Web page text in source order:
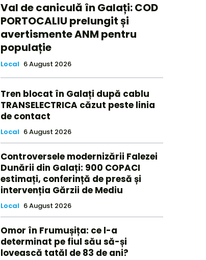
Val de caniculă în Galați: COD
PORTOCALIU prelungit și
avertismente ANM pentru
populație
Local 6 August 2026
Tren blocat în Galați după cablu
TRANSELECTRICA căzut peste linia
de contact
Local 6 August 2026
Controversele modernizării Falezei
Dunării din Galați: 900 COPACI
estimați, conferință de presă și
intervenția Gărzii de Mediu
Local 6 August 2026
Omor în Frumușița: ce l-a
determinat pe fiul său să-și
lovească tatăl de 83 de ani?